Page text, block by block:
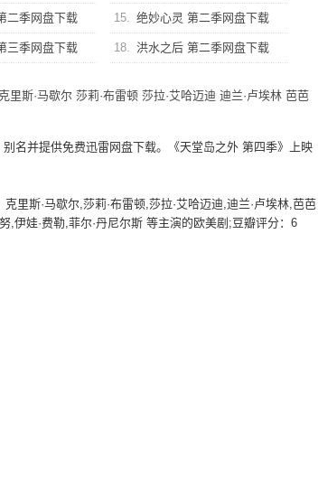
二季网盘下载 15. 绝妙心灵 第二季网盘下载
三季网盘下载 18. 洪水之后 第二季网盘下载
克里斯·马歇尔 莎莉·布雷顿 莎拉·艾哈迈迪 迪兰·卢埃林 芭芭
名并提供免费迅雷网盘下载。《天堂岛之外 第四季》上映
里斯·马歇尔,莎莉·布雷顿,莎拉·艾哈迈迪,迪兰·卢埃林,芭芭
,伊娃·费勒,菲尔·丹尼尔斯 等主演的欧美剧;豆瓣评分：6